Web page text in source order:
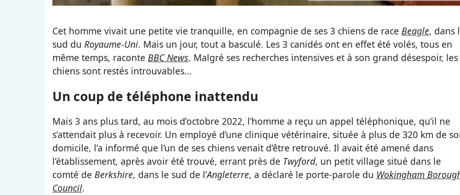
Cet homme vivait une petite vie tranquille, en compagnie de ses 3 chiens de race Beagle, dans
sud du Royaume-Uni. Mais un jour, tout a basculé. Les 3 canidés ont en effet été volés, tous en
même temps, raconte BBC News. Malgré ses recherches intensives et à son grand désespoir, les
chiens sont restés introuvables…
Un coup de téléphone inattendu
Mais 3 ans plus tard, au mois d’octobre 2022, l’homme a reçu un appel téléphonique, qu’il ne
s’attendait plus à recevoir. Un employé d’une clinique vétérinaire, située à plus de 320 km de
domicile, l’a informé que l’un de ses chiens venait d’être retrouvé. Il avait été amené dans
l’établissement, après avoir été trouvé, errant près de Twyford, un petit village situé dans le
comté de Berkshire, dans le sud de l’Angleterre, a déclaré le porte-parole du Wokingham
Council.